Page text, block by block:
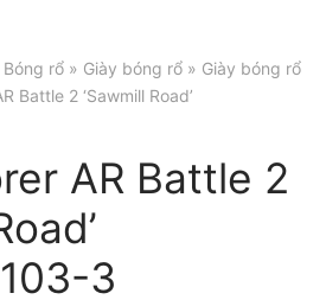
Bóng rổ » Giày bóng rổ » Giày bóng rổ
Battle 2 ‘Sawmill Road’
AR Battle 2
3